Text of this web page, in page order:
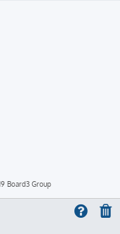
Board3 Group